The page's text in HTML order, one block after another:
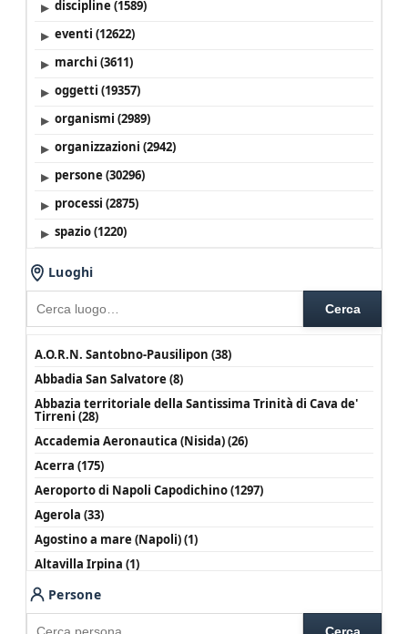
▸ discipline (1589)
▸ eventi (12622)
▸ marchi (3611)
▸ oggetti (19357)
▸ organismi (2989)
▸ organizzazioni (2942)
▸ persone (30296)
▸ processi (2875)
▸ spazio (1220)
▸
Luoghi
Cerca
A.O.R.N. Santobno-Pausilipon (38)
Abbadia San Salvatore (8)
Abbazia territoriale della Santissima Trinità di Cava de'
Tirreni (28)
Accademia Aeronautica (Nisida) (26)
Acerra (175)
Aeroporto di Napoli Capodichino (1297)
Agerola (33)
Agostino a mare (Napoli) (1)
Altavilla Irpina (1)
Amalfi (17)
Anacapri (24)
Persone